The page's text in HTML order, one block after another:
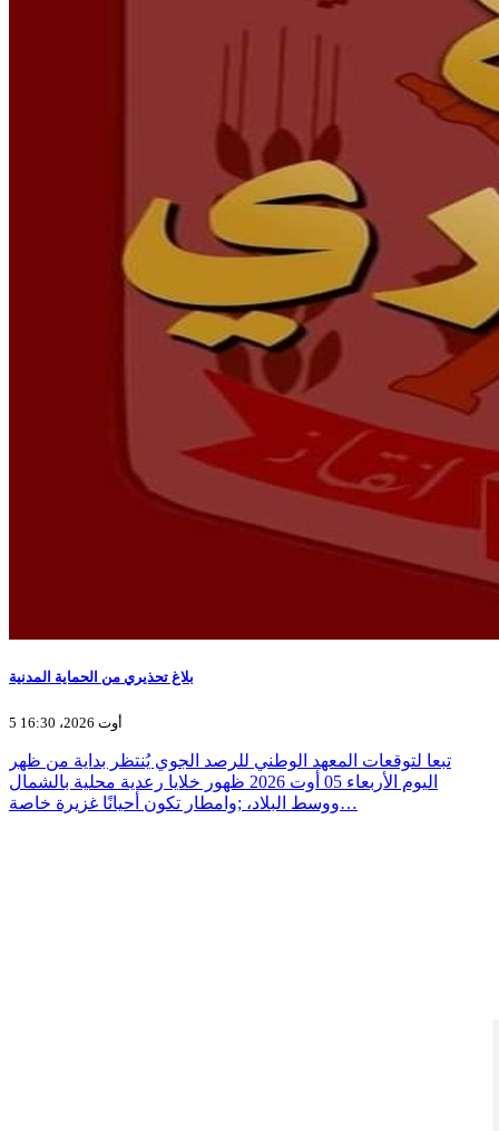
بلاغ تحذيري من الحماية المدنية
5 أوت 2026، 16:30
تبعا لتوقعات المعهد الوطني للرصد الجوي يُنتظر بداية من ظهر
اليوم الأربعاء 05 أوت 2026 ظهور خلايا رعدية محلية بالشمال
ووسط البلاد، ;وامطار تكون أحيانًا غزيرة خاصة…